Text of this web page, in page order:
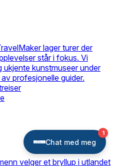
lager turer der
står i fokus. Vi
ukjente kunstmuseer under
profesjonelle guider.
velger et bryllup i utlandet